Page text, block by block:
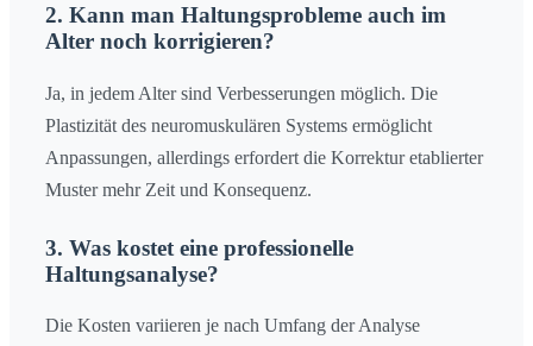
2. Kann man Haltungsprobleme auch im
Alter noch korrigieren?
Ja, in jedem Alter sind Verbesserungen möglich. Die
Plastizität des neuromuskulären Systems ermöglicht
Anpassungen, allerdings erfordert die Korrektur etablierter
Muster mehr Zeit und Konsequenz.
3. Was kostet eine professionelle
Haltungsanalyse?
Die Kosten variieren je nach Umfang der Analyse